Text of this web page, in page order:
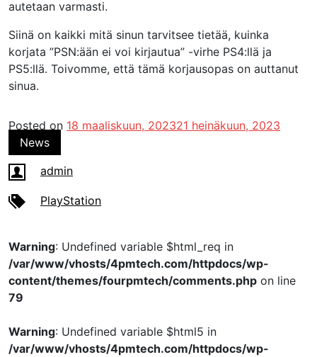
autetaan varmasti.
Siinä on kaikki mitä sinun tarvitsee tietää, kuinka
korjata ”PSN:ään ei voi kirjautua” -virhe PS4:llä ja
PS5:llä. Toivomme, että tämä korjausopas on auttanut
sinua.
Posted on 18 maaliskuun, 202321 heinäkuun, 2023
News
admin
PlayStation
Warning: Undefined variable $html_req in
/var/www/vhosts/4pmtech.com/httpdocs/wp-
content/themes/fourpmtech/comments.php on line
79
Warning: Undefined variable $html5 in
/var/www/vhosts/4pmtech.com/httpdocs/wp-